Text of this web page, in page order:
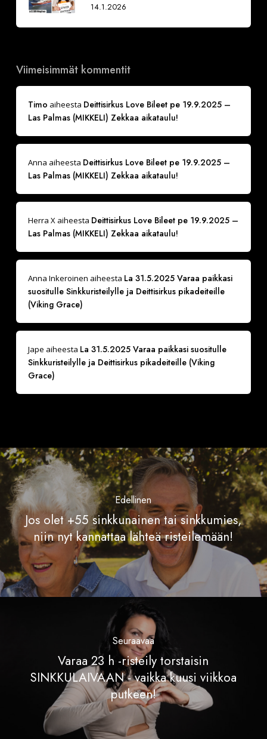
14.1.2026
Viimeisimmät kommentit
Timo aiheesta Deittisirkus Love Bileet pe 19.9.2025 –
Las Palmas (MIKKELI) Zekkaa aikataulu!
Anna aiheesta Deittisirkus Love Bileet pe 19.9.2025 –
Las Palmas (MIKKELI) Zekkaa aikataulu!
Herra Xaiheesta Deittisirkus Love Bileet pe 19.9.2025 –
Las Palmas (MIKKELI) Zekkaa aikataulu!
Anna Inkeroinen aiheesta La 31.5.2025 Varaa paikkasi
suositulle Sinkkuristeilylle ja Deittisirkus pikadeiteille
(Viking Grace)
Jape aiheesta La 31.5.2025 Varaa paikkasi suositulle
Sinkkuristeilylle ja Deittisirkus pikadeiteille (Viking
Grace)
Edellinen
Jos olet +55 sinkkunainen tai sinkkumies,
niin nyt kannattaa lähteä risteilemään!
Seuraavaa
Varaa 23 h -risteily torstaisin
SINKKULAIVAAN - vaikka kuusi viikkoa
putkeen!